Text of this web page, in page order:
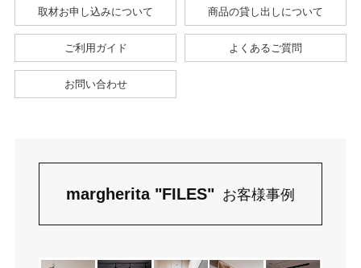
取材お申し込みについて 商品の貸し出しについて
ご利用ガイド よくあるご質問
お問い合わせ
margherita "FILES" お客様事例